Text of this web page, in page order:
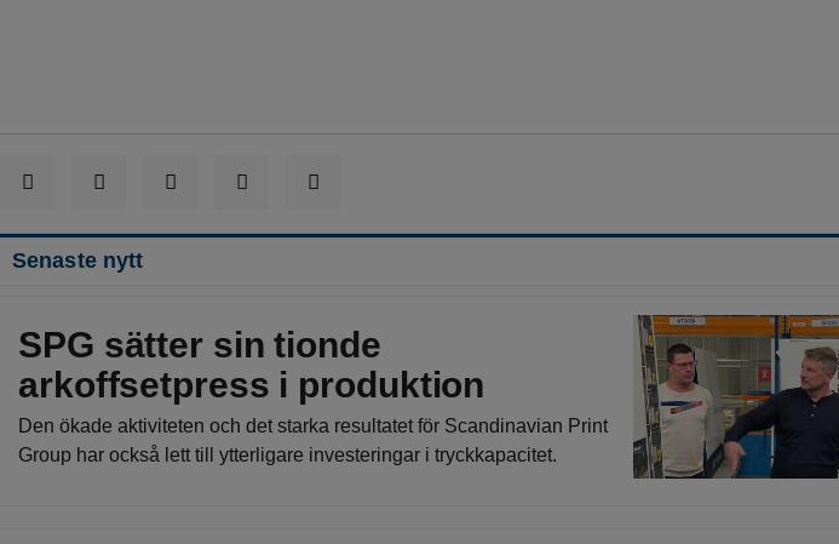
Senaste nytt
SPG sätter sin tionde
arkoffsetpress i produktion
Den ökade aktiviteten och det starka resultatet för Scandinavian Print
Group har också lett till ytterligare investeringar i tryckkapacitet.